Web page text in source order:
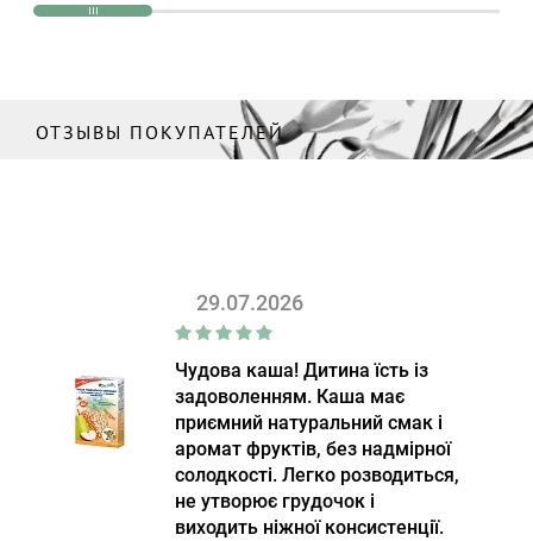
ОТЗЫВЫ ПОКУПАТЕЛЕЙ
29.07.2026
Чудова каша! Дитина їсть із
задоволенням. Каша має
приємний натуральний смак і
аромат фруктів, без надмірної
солодкості. Легко розводиться,
не утворює грудочок і
виходить ніжної консистенції.